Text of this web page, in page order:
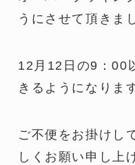
うにさせて頂きま
12月12日の9：00
きるようになりま
ご不便をお掛けし
しくお願い申し上